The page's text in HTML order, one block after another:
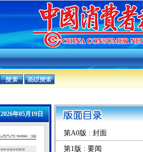
2026年05月19日
第A0版 : 封面
第1版 : 要闻